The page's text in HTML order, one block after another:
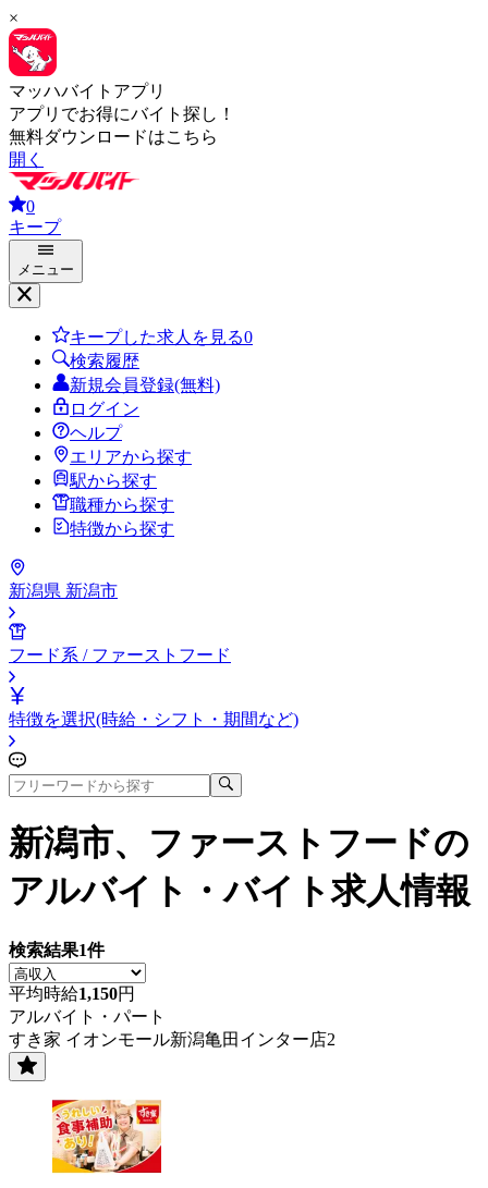
×
マッハバイトアプリ
アプリでお得にバイト探し！
無料ダウンロードはこちら
開く
0
キープ
メニュー
キープした求人を見る0
検索履歴
新規会員登録(無料)
ログイン
ヘルプ
エリアから探す
駅から探す
職種から探す
特徴から探す
新潟県 新潟市
フード系 / ファーストフード
特徴を選択(時給・シフト・期間など)
新潟市、ファーストフードの
アルバイト・バイト求人情報
検索結果1件
平均時給1,150円
アルバイト・パート
すき家 イオンモール新潟亀田インター店2